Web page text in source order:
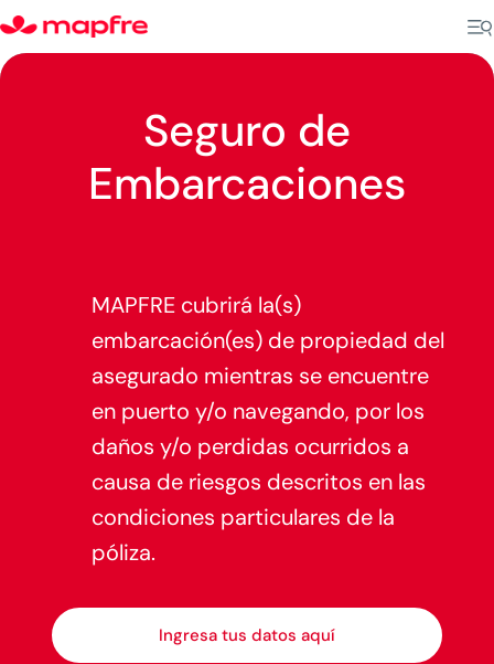
Seguro de
Embarcaciones
MAPFRE cubrirá la(s)
embarcación(es) de propiedad del
asegurado mientras se encuentre
en puerto y/o navegando, por los
daños y/o perdidas ocurridos a
causa de riesgos descritos en las
condiciones particulares de la
póliza.
Ingresa tus datos aquí